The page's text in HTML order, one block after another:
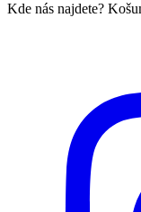
Kde nás najdete?